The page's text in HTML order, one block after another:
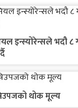
इन्स्योरेन्सले भदौ ८
थोक मूल्य